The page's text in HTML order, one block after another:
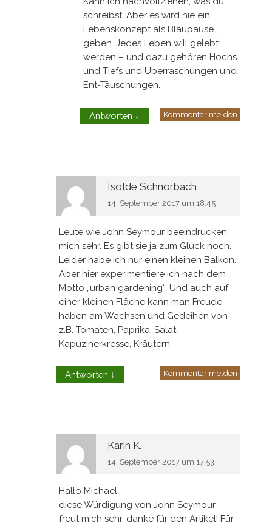
schreibst. Aber es wird nie ein
Lebenskonzept als Blaupause
geben. Jedes Leben will gelebt
werden – und dazu gehören Hochs
und Tiefs und Überraschungen und
Ent-Täuschungen.
Antworten ↓ Kommentar melden
Isolde Schnorbach
14. September 2017 um 18:45
Leute wie John Seymour beeindrucken
mich sehr. Es gibt sie ja zum Glück noch.
Leider habe ich nur einen kleinen Balkon.
Aber hier experimentiere ich nach dem
Motto „urban gardening“. Und auch auf
einer kleinen Fläche kann man Freude
haben am Wachsen und Gedeihen von
z.B. Tomaten, Paprika, Salat,
Kapuzinerkresse, Kräutern.
Antworten ↓ Kommentar melden
Karin K.
14. September 2017 um 17:53
Hallo Michael,
diese Würdigung von John Seymour
freut mich sehr, danke für den Artikel! Für